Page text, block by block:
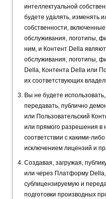
интеллектуальной
будете удалять, изменять
собственности,
обслуживания, логотипы,
ним, и Контент Della
обслуживания, логотипы,
Della, Контента Della или
их соответствующих
Вы не будете
передавать, публично
или Пользовательский
или прямого разрешения в
соответствии с какими-
исключением лицензий и
Создавая, загружая,
или через Платформу
сублицензируемую и
подготовки производных